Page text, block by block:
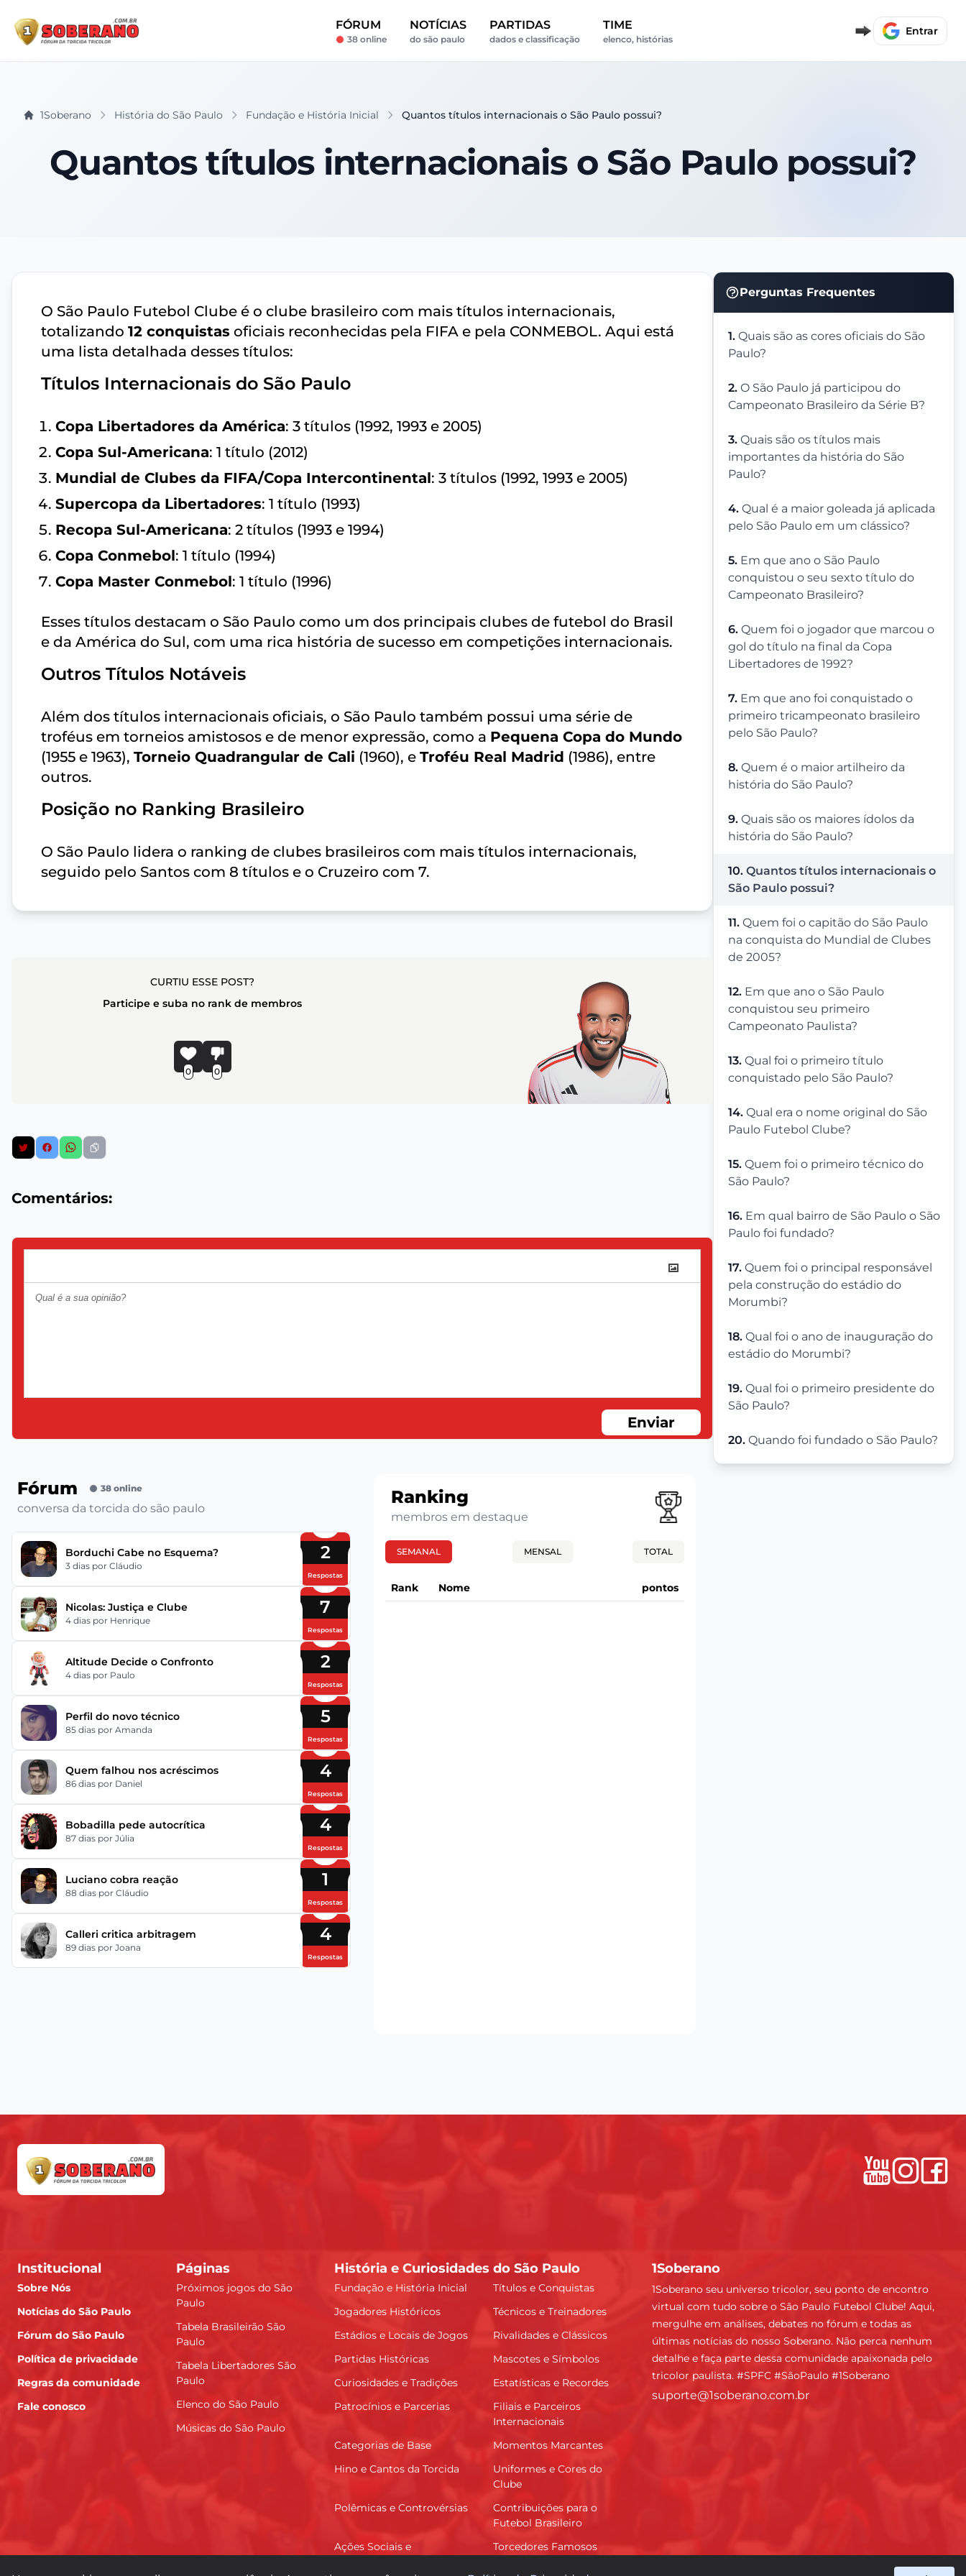
FÓRUM
38 online
NOTÍCIAS
do são paulo
PARTIDAS
dados e classificação
TIME
elenco, histórias
Entrar
1Soberano História do São Paulo Fundação e História Inicial Quantos títulos internacionais o São Paulo possui?
Quantos títulos internacionais o São Paulo possui?
Perguntas Frequentes
1. Quais são as cores oficiais do São
Paulo?
2. O São Paulo já participou do
Campeonato Brasileiro da Série B?
3. Quais são os títulos mais
importantes da história do São
Paulo?
4. Qual é a maior goleada já aplicada
pelo São Paulo em um clássico?
5. Em que ano o São Paulo
conquistou o seu sexto título do
Campeonato Brasileiro?
6. Quem foi o jogador que marcou o
gol do título na final da Copa
Libertadores de 1992?
7. Em que ano foi conquistado o
primeiro tricampeonato brasileiro
pelo São Paulo?
8. Quem é o maior artilheiro da
história do São Paulo?
9. Quais são os maiores ídolos da
história do São Paulo?
10. Quantos títulos internacionais o
São Paulo possui?
11. Quem foi o capitão do São Paulo
na conquista do Mundial de Clubes
de 2005?
12. Em que ano o São Paulo
conquistou seu primeiro
Campeonato Paulista?
13. Qual foi o primeiro título
conquistado pelo São Paulo?
14. Qual era o nome original do São
Paulo Futebol Clube?
15. Quem foi o primeiro técnico do
São Paulo?
16. Em qual bairro de São Paulo o São
Paulo foi fundado?
17. Quem foi o principal responsável
pela construção do estádio do
Morumbi?
18. Qual foi o ano de inauguração do
estádio do Morumbi?
19. Qual foi o primeiro presidente do
São Paulo?
20. Quando foi fundado o São Paulo?
O São Paulo Futebol Clube é o clube brasileiro com mais títulos internacionais,
totalizando 12 conquistas oficiais reconhecidas pela FIFA e pela CONMEBOL. Aqui está
uma lista detalhada desses títulos:
Títulos Internacionais do São Paulo
Copa Libertadores da América: 3 títulos (1992, 1993 e 2005)
Copa Sul-Americana: 1 título (2012)
Mundial de Clubes da FIFA/Copa Intercontinental: 3 títulos (1992, 1993 e 2005)
Supercopa da Libertadores: 1 título (1993)
Recopa Sul-Americana: 2 títulos (1993 e 1994)
Copa Conmebol: 1 título (1994)
Copa Master Conmebol: 1 título (1996)
Esses títulos destacam o São Paulo como um dos principais clubes de futebol do Brasil
e da América do Sul, com uma rica história de sucesso em competições internacionais.
Outros Títulos Notáveis
Além dos títulos internacionais oficiais, o São Paulo também possui uma série de
troféus em torneios amistosos e de menor expressão, como a Pequena Copa do Mundo
(1955 e 1963), Torneio Quadrangular de Cali (1960), e Troféu Real Madrid (1986), entre
outros.
Posição no Ranking Brasileiro
O São Paulo lidera o ranking de clubes brasileiros com mais títulos internacionais,
seguido pelo Santos com 8 títulos e o Cruzeiro com 7.
CURTIU ESSE POST?
Participe e suba no rank de membros
0 0
Comentários:
Enviar
Fórum 38 online
conversa da torcida do são paulo
Borduchi Cabe no Esquema?
3 dias por Cláudio
2
Respostas
Nicolas: Justiça e Clube
4 dias por Henrique
7
Respostas
Altitude Decide o Confronto
4 dias por Paulo
2
Respostas
Perfil do novo técnico
85 dias por Amanda
5
Respostas
Quem falhou nos acréscimos
86 dias por Daniel
4
Respostas
Bobadilla pede autocrítica
87 dias por Júlia
4
Respostas
Luciano cobra reação
88 dias por Cláudio
1
Respostas
Calleri critica arbitragem
89 dias por Joana
4
Respostas
Ranking
membros em destaque
SEMANAL MENSAL TOTAL
Rank Nome pontos
Institucional
Sobre Nós
Notícias do São Paulo
Fórum do São Paulo
Política de privacidade
Regras da comunidade
Fale conosco
Páginas
Próximos jogos do São
Paulo
Tabela Brasileirão São
Paulo
Tabela Libertadores São
Paulo
Elenco do São Paulo
Músicas do São Paulo
História e Curiosidades do São Paulo
Fundação e História Inicial
Títulos e Conquistas
Jogadores Históricos
Técnicos e Treinadores
Estádios e Locais de Jogos
Rivalidades e Clássicos
Partidas Históricas
Mascotes e Símbolos
Curiosidades e Tradições
Estatísticas e Recordes
Patrocínios e Parcerias
Filiais e Parceiros
Internacionais
Categorias de Base
Momentos Marcantes
Hino e Cantos da Torcida
Uniformes e Cores do
Clube
Polêmicas e Controvérsias
Contribuições para o
Futebol Brasileiro
Ações Sociais e
Torcedores Famosos
1Soberano
1Soberano seu universo tricolor, seu ponto de encontro
virtual com tudo sobre o São Paulo Futebol Clube! Aqui,
mergulhe em análises, debates no fórum e todas as
últimas notícias do nosso Soberano. Não perca nenhum
detalhe e faça parte dessa comunidade apaixonada pelo
tricolor paulista. #SPFC #SãoPaulo #1Soberano
suporte@1soberano.com.br